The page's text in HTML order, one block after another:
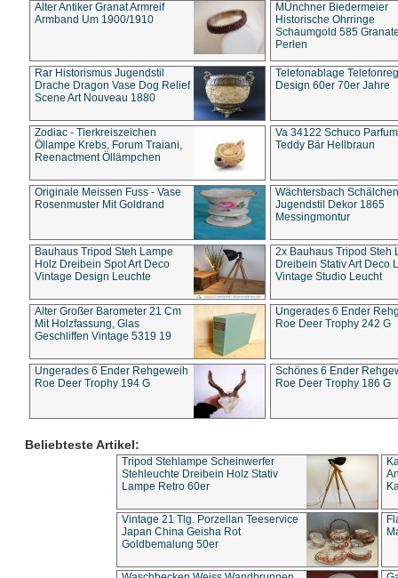
Alter Antiker Granat Armreif
Armband Um 1900/1910
MÜnchner Biedermeier
Historische Ohrringe
Schaumgold 585
Perlen
Rar Historismus Jugendstil
Drache Dragon Vase Dog Relief
Scene Art Nouveau 1880
Telefonablage
Design 60er 70er Jahre
Zodiac - Tierkreiszeichen
Öllampe Krebs, Forum Traiani,
Reenactment Öllämpchen
Va 34122 Schuco
Teddy Bär Hellbraun
Originale Meissen Fuss - Vase
Rosenmuster Mit Goldrand
Wächtersbach Schälchen
Jugendstil Dekor 1865
Messingmontur
Bauhaus Tripod Steh Lampe
Holz Dreibein Spot Art Deco
Vintage Design Leuchte
2x Bauhaus Tripod Steh
Dreibein Stativ Art Deco
Vintage Studio Leucht
Alter Großer Barometer 21 Cm
Mit Holzfassung, Glas
Geschliffen Vintage 5319 19
Ungerades 6 Ender
Roe Deer Trophy 242 G
Ungerades 6 Ender Rehgeweih
Roe Deer Trophy 194 G
Schönes 6 Ender
Roe Deer Trophy 186 G
Beliebteste Artikel:
Tripod Stehlampe Scheinwerfer
Stehleuchte Dreibein Holz Stativ
Lampe Retro 60er
Vintage 21 Tlg. Porzellan Teeservice
Japan China Geisha Rot
Goldbemalung 50er